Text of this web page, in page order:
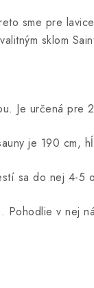
sme pre
sklom
Je určená pre
je 190 cm,
sa do nej 4-5
Pohodlie v nej